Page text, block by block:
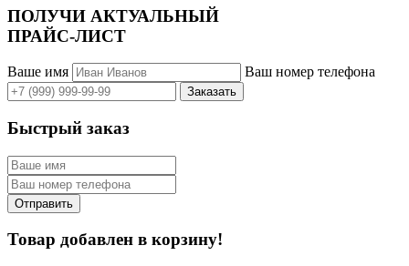
ПОЛУЧИ АКТУАЛЬНЫЙ
ПРАЙС-ЛИСТ
Ваше имя Ваш номер телефона
Быстрый заказ
Товар добавлен в корзину!